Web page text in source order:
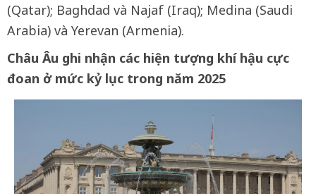
(Qatar); Baghdad và Najaf (Iraq); Medina (Saudi
Arabia) và Yerevan (Armenia).
Châu Âu ghi nhận các hiện tượng khí hậu cực
đoan ở mức kỷ lục trong năm 2025